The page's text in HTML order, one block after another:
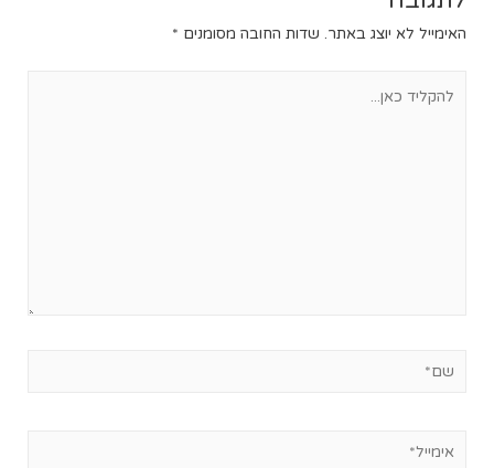
האימייל לא יוצג באתר. שדות החובה מסומנים *